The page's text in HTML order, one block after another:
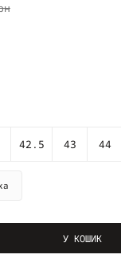
42.5 43 44
У КОШИК